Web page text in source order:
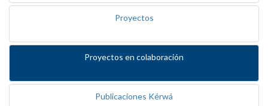
Proyectos
Proyectos en colaboración
Publicaciones Kérwá